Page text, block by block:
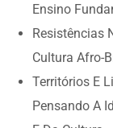
Ensino
Resistências
Cultura Afro-
Territórios E
Pensando A